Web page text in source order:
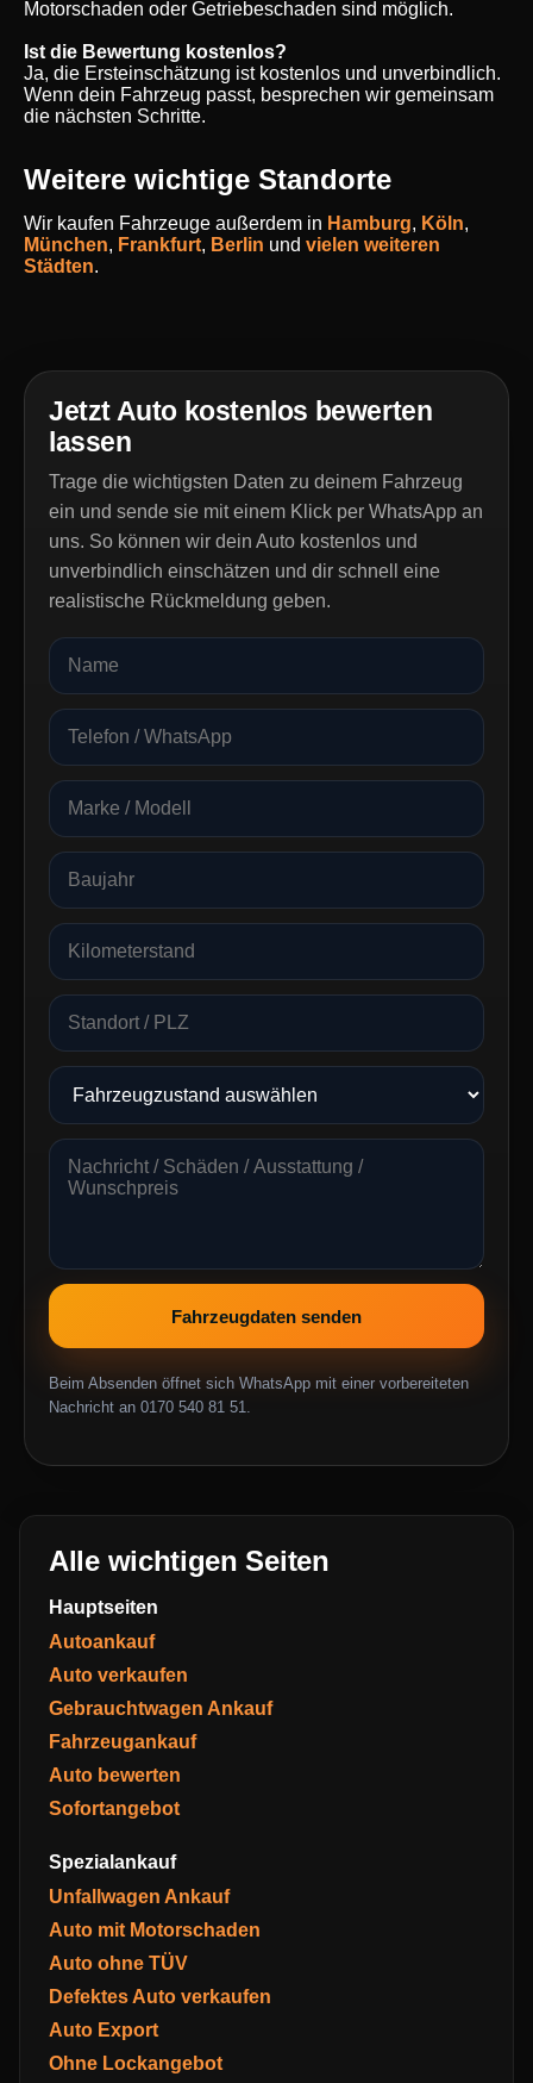
Motorschaden oder Getriebeschaden sind möglich.
Ist die Bewertung kostenlos?
Ja, die Ersteinschätzung ist kostenlos und unverbindlich.
Wenn dein Fahrzeug passt, besprechen wir gemeinsam
die nächsten Schritte.
Weitere wichtige Standorte
Wir kaufen Fahrzeuge außerdem in Hamburg, Köln,
München, Frankfurt, Berlin und vielen weiteren
Städten.
Jetzt Auto kostenlos bewerten
lassen
Trage die wichtigsten Daten zu deinem Fahrzeug
ein und sende sie mit einem Klick per WhatsApp an
uns. So können wir dein Auto kostenlos und
unverbindlich einschätzen und dir schnell eine
realistische Rückmeldung geben.
Fahrzeugdaten senden
Beim Absenden öffnet sich WhatsApp mit einer vorbereiteten
Nachricht an 0170 540 81 51.
Alle wichtigen Seiten
Hauptseiten
Autoankauf
Auto verkaufen
Gebrauchtwagen Ankauf
Fahrzeugankauf
Auto bewerten
Sofortangebot
Spezialankauf
Unfallwagen Ankauf
Auto mit Motorschaden
Auto ohne TÜV
Defektes Auto verkaufen
Auto Export
Ohne Lockangebot